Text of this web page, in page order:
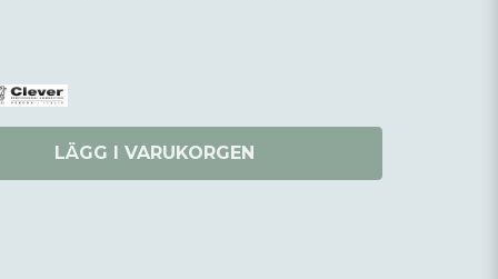
LÄGG I VARUKORGEN